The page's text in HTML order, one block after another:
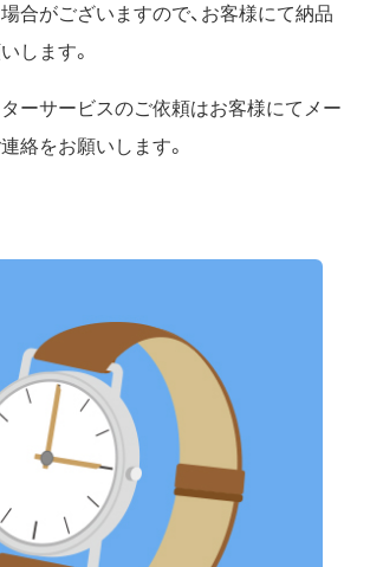
合がございますので、お客様にて納品
します。
ーサービスのご依頼はお客様にてメー
絡をお願いします。